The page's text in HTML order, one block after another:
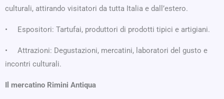
culturali, attirando visitatori da tutta Italia e dall’estero.
• Espositori: Tartufai, produttori di prodotti tipici e artigiani.
• Attrazioni: Degustazioni, mercatini, laboratori del gusto e
incontri culturali.
Il mercatino Rimini Antiqua